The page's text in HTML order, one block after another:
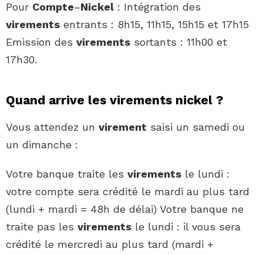
Pour Compte–Nickel : Intégration des
virements entrants : 8h15, 11h15, 15h15 et 17h15
Emission des virements sortants : 11h00 et
17h30.
Quand arrive les virements nickel ?
Vous attendez un virement saisi un samedi ou
un dimanche :
Votre banque traite les virements le lundi :
votre compte sera crédité le mardi au plus tard
(lundi + mardi = 48h de délai) Votre banque ne
traite pas les virements le lundi : il vous sera
crédité le mercredi au plus tard (mardi +